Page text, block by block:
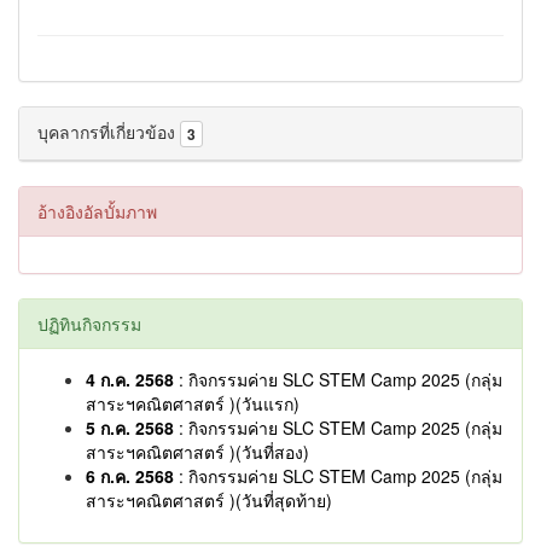
บุคลากรที่เกี่ยวข้อง 3
อ้างอิงอัลบั้มภาพ
ปฏิทินกิจกรรม
4 ก.ค. 2568 : กิจกรรมค่าย SLC STEM Camp 2025 (กลุ่ม
สาระฯคณิตศาสตร์ )(วันแรก)
5 ก.ค. 2568 : กิจกรรมค่าย SLC STEM Camp 2025 (กลุ่ม
สาระฯคณิตศาสตร์ )(วันที่สอง)
6 ก.ค. 2568 : กิจกรรมค่าย SLC STEM Camp 2025 (กลุ่ม
สาระฯคณิตศาสตร์ )(วันที่สุดท้าย)